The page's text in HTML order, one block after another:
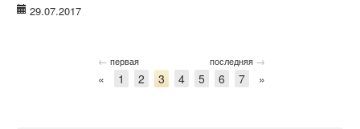
29.07.2017
← первая последняя →
« 1 2 3 4 5 6 7 »